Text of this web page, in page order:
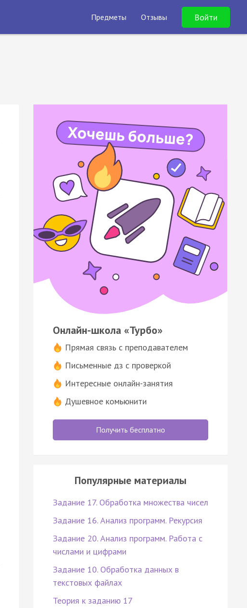
Предметы Отзывы Войти
Онлайн-школа «Турбо»
Прямая связь с преподавателем
Письменные дз с проверкой
Интересные онлайн-занятия
Душевное комьюнити
Получить бесплатно
Популярные материалы
Задание 17. Обработка множества чисел
Задание 16. Анализ программ. Рекурсия
Задание 20. Анализ программ. Работа с
числами и цифрами
Задание 10. Обработка данных в
текстовых файлах
Теория к заданию 17